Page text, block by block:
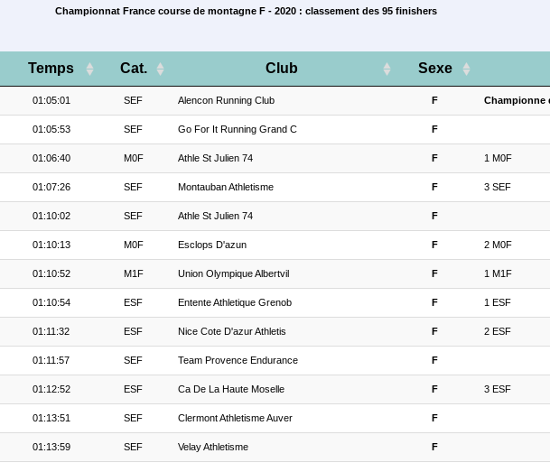
Championnat France course de montagne F - 2020 : classement des 95 finishers
Temps Cat. Club Sexe
01:05:01 SEF Alencon Running Club F Championne
01:05:53 SEF Go For It Running Grand C F
01:06:40 M0F Athle St Julien 74 F 1 M0F
01:07:26 SEF Montauban Athletisme F 3 SEF
01:10:02 SEF Athle St Julien 74 F
01:10:13 M0F Esclops D'azun F 2 M0F
01:10:52 M1F Union Olympique Albertvil F 1 M1F
01:10:54 ESF Entente Athletique Grenob F 1 ESF
01:11:32 ESF Nice Cote D'azur Athletis F 2 ESF
01:11:57 SEF Team Provence Endurance F
01:12:52 ESF Ca De La Haute Moselle F 3 ESF
01:13:51 SEF Clermont Athletisme Auver F
01:13:59 SEF Velay Athletisme F